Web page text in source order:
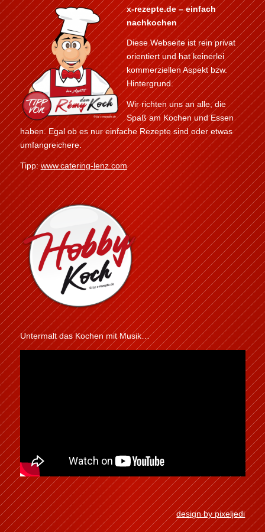
x-rezepte.de – einfach
nachkochen
Diese Webseite ist rein privat
orientiert und hat keinerlei
kommerziellen Aspekt bzw.
Hintergrund.
Wir richten uns an alle, die
Spaß am Kochen und Essen
haben. Egal ob es nur einfache Rezepte sind oder etwas
umfangreichere.
Tipp:www.catering-lenz.com
Untermalt das Kochen mit Musik…
design by pixeljedi